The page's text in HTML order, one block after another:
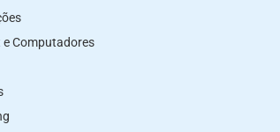
e Computadores